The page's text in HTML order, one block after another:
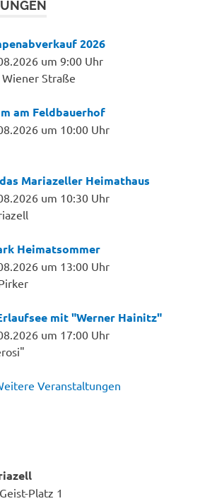
2026
um 9:00 Uhr
Straße
am Feldbauerhof
um 10:00 Uhr
Mariazeller Heimathaus
um 10:30 Uhr
Heimatsommer
um 13:00 Uhr
mit "Werner Hainitz"
um 17:00 Uhr
Veranstaltungen
Platz 1